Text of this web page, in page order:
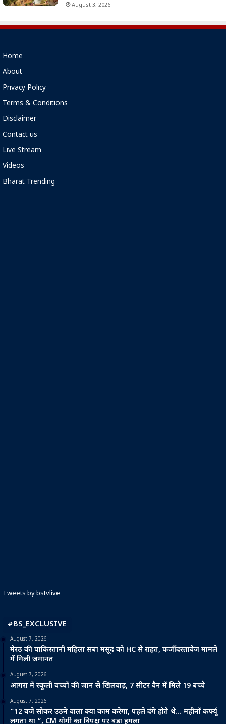
August 3, 2026
Home
About
Privacy Policy
Terms & Conditions
Disclaimer
Contact us
Live Stream
Videos
Bharat Trending
Tweets by bstvlive
#BS_EXCLUSIVE
August 7, 2026
मेरठ की पाकिस्तानी महिला सबा मसूद को HC से राहत, फर्जी दस्तावेज मामले
में मिली जमानत
August 7, 2026
आगरा में स्कूली बच्चों की जान से खिलवाड़, 7 सीटर वैन में मिले 19 बच्चे
August 7, 2026
“12 बजे सोकर उठने वाला क्या काम करेगा, पहले दंगे होते थे… महीनों कर्फ्यू
लगता था “, CM योगी का विपक्ष पर बड़ा हमला